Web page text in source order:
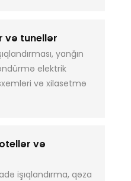
və tunellər
yanğın
elektrik
və xilasetmə
və
işıqlandırma, qəza